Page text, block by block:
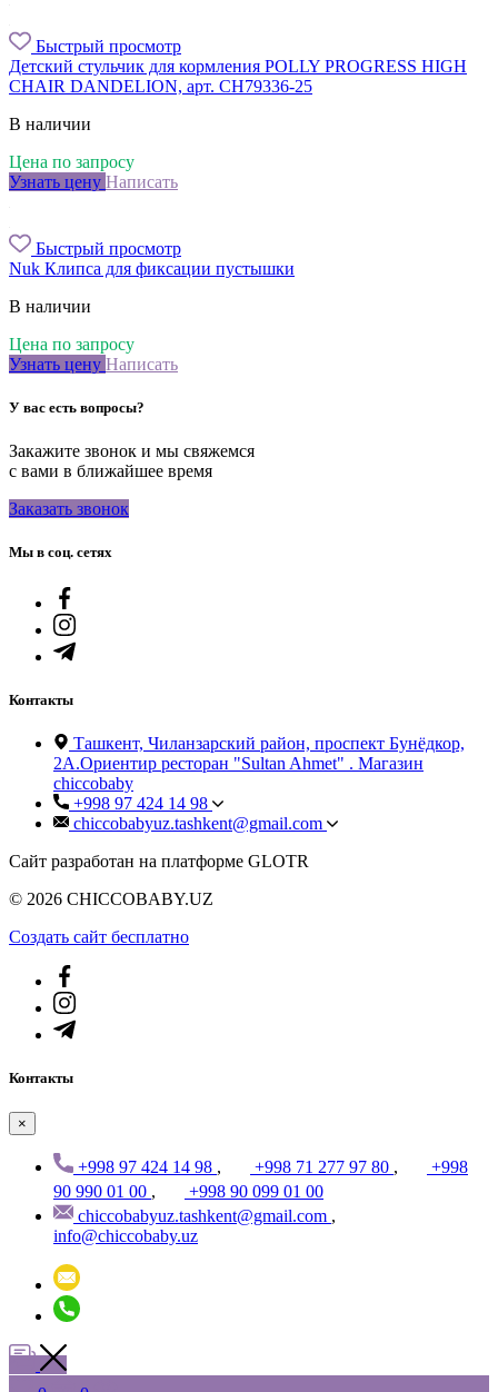
Быстрый просмотр
Детский стульчик для кормления POLLY PROGRESS HIGH
CHAIR DANDELION, арт. CH79336-25
В наличии
Цена по запросу
Узнать цену Написать
Быстрый просмотр
Nuk Клипса для фиксации пустышки
В наличии
Цена по запросу
Узнать цену Написать
У вас есть вопросы?
Закажите звонок и мы свяжемся
с вами в ближайшее время
Заказать звонок
Мы в соц. сетях
Контакты
Ташкент, Чиланзарский район, проспект Бунёдкор,
2А.Ориентир ресторан "Sultan Ahmet" . Магазин
chiccobaby
+998 97 424 14 98
chiccobabyuz.tashkent@gmail.com
Сайт разработан на платформе GLOTR
© 2026 CHICCOBABY.UZ
Создать cайт бесплатно
Контакты
×
+998 97 424 14 98 , +998 71 277 97 80 ,
+998
90 990 01 00 ,
+998 90 099 01 00
chiccobabyuz.tashkent@gmail.com ,
info@chiccobaby.uz